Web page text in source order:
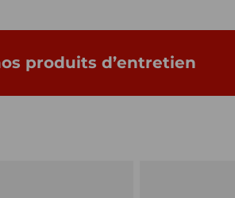
produits d’entretien